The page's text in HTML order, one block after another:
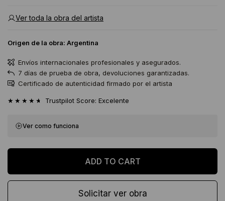
Ver toda la obra del artista
Origen de la obra: Argentina
Envíos internacionales profesionales y asegurados.
7 días de prueba de obra, devoluciones garantizadas.
Certificado de autenticidad firmado por el artista
★★★★★ Trustpilot Score: Excelente
Ver como funciona
Solicitar ver obra